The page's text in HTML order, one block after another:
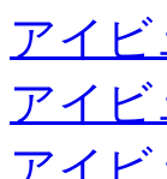
アイ
アイ
アイ